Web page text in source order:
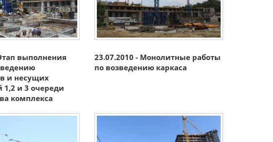
выполнения
и несущих
1,2 и 3 очереди
комплекса
23.07.2010 - Монолитные работы
по возведению каркаса